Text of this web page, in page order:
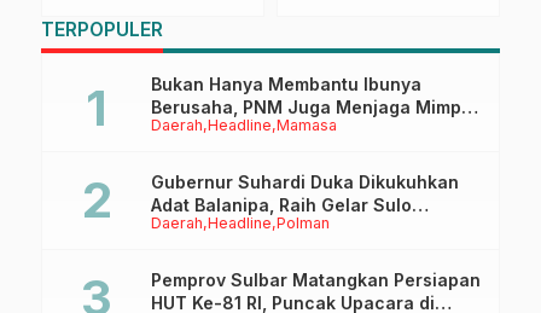
Sasaran bagi
Mahasiswa Kurang
TERPOPULER
Daerah Headline Mamasa
Bukan Hanya Membantu Ibunya
Berusaha, PNM Juga Menjaga Mimpi
Anaknya Untuk Menggapai Cita-Cita
Daerah Headline Polman
Gubernur Suhardi Duka Dikukuhkan
Adat Balanipa, Raih Gelar Sulo
Tappidena
Pemprov Sulbar Matangkan Persiapan
HUT Ke-81 RI, Puncak Upacara di